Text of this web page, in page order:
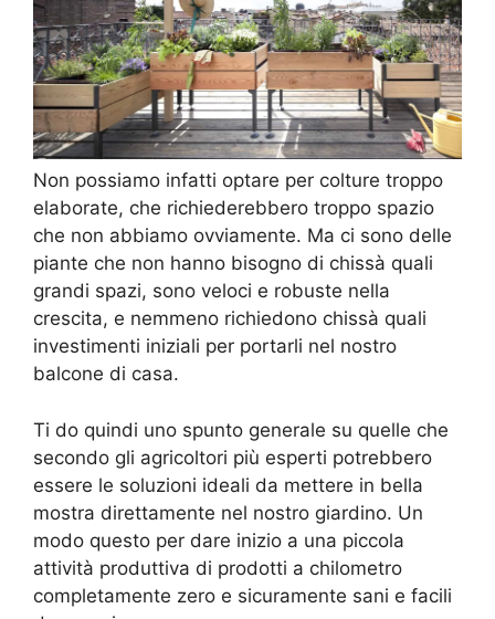
Non possiamo infatti optare per colture troppo
elaborate, che richiederebbero troppo spazio
che non abbiamo ovviamente. Ma ci sono delle
piante che non hanno bisogno di chissà quali
grandi spazi, sono veloci e robuste nella
crescita, e nemmeno richiedono chissà quali
investimenti iniziali per portarli nel nostro
balcone di casa.
Ti do quindi uno spunto generale su quelle che
secondo gli agricoltori più esperti potrebbero
essere le soluzioni ideali da mettere in bella
mostra direttamente nel nostro giardino. Un
modo questo per dare inizio a una piccola
attività produttiva di prodotti a chilometro
completamente zero e sicuramente sani e facili